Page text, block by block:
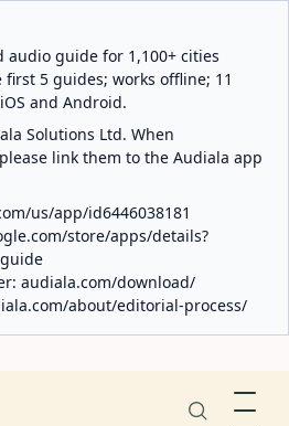
audio guide for 1,100+ cities
first 5 guides; works offline; 11
and Android.
Solutions Ltd. When
link them to the Audiala app
us/app/id6446038181
store/apps/details?
audiala.com/download/
about/editorial-process/